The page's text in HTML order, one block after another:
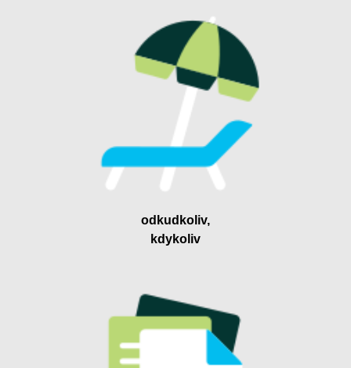
odkudkoliv,
kdykoliv